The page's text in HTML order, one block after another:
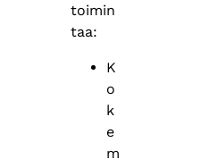
toimin
taa:
K
o
k
e
m